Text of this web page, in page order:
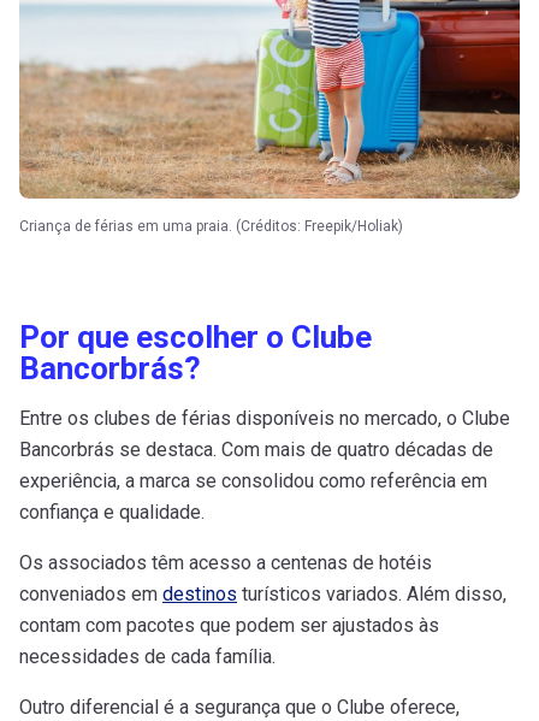
Criança de férias em uma praia. (Créditos: Freepik/Holiak)
Por que escolher o Clube
Bancorbrás?
Entre os clubes de férias disponíveis no mercado, o Clube
Bancorbrás se destaca. Com mais de quatro décadas de
experiência, a marca se consolidou como referência em
confiança e qualidade.
Os associados têm acesso a centenas de hotéis
conveniados em destinos turísticos variados. Além disso,
contam com pacotes que podem ser ajustados às
necessidades de cada família.
Outro diferencial é a segurança que o Clube oferece,